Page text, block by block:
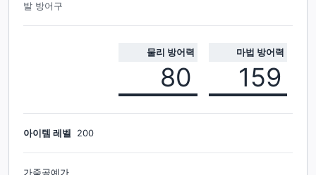
발 방어구
물리 방어력
80
마법 방어력
159
아이템 레벨 200
가죽공예가